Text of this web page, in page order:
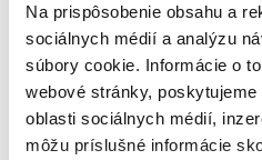
Na prispôsobenie obsahu a
sociálnych médií a analýzu
súbory cookie. Informácie o
webové stránky,
oblasti sociálnych médií,
môžu príslušné informácie
Я погоджуюся з
Хочу підписатися на